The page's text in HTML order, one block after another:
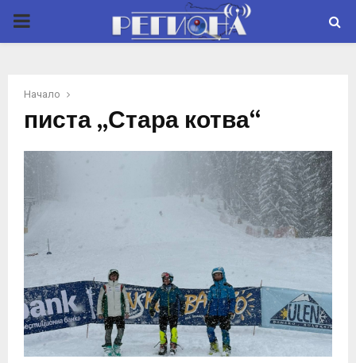
P
M
A
R
M
Начало
писта „Стара котва“